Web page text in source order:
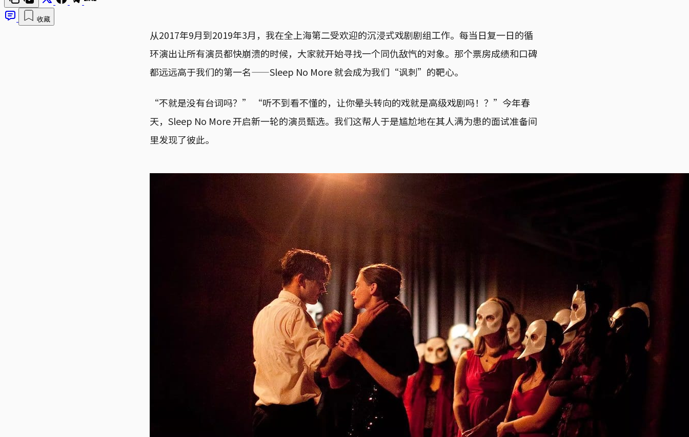
收藏
从2017年9月到2019年3月，我在全上海第二受欢迎的沉浸式戏剧剧组工作。每当日复一日的循
环演出让所有演员都快崩溃的时候，大家就开始寻找一个同仇敌忾的对象。那个票房成绩和口碑
都远远高于我们的第一名——Sleep No More 就会成为我们“讽刺”的靶心。
“不就是没有台词吗？” “听不到看不懂的，让你晕头转向的戏就是高级戏剧吗！？”今年春
天，Sleep No More 开启新一轮的演员甄选。我们这帮人于是尴尬地在其人满为患的面试准备间
里发现了彼此。